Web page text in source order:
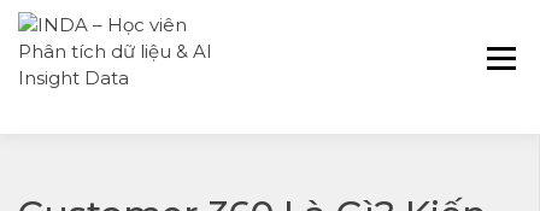
liệu & AI chuyên sâu cho ngành ngân
hàng – bảo hiểm – chứng khoán và